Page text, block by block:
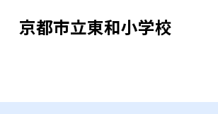
京都市立東和小学校